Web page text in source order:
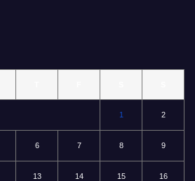
1 2
6 7 8 9
13 14 15 16